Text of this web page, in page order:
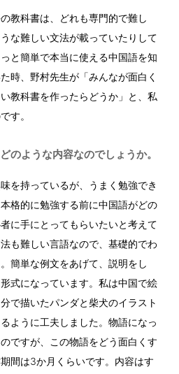
教科書は、どれも専門的で難し
な難しい文法が載っていたりして
と簡単で本当に使える中国語を知
時、野村先生が「みんなが面白く
教科書を作ったらどうか」と、私
す。
のような内容なのでしょうか。
を持っているが、うまく勉強でき
格的に勉強する前に中国語がどの
に手にとってもらいたいと考えて
も難しい言語なので、基礎的でわ
簡単な例文をあげて、説明をし
式になっています。私は中国で絵
で描いたパンダと柴犬のイラスト
ように工夫しました。物語になっ
ですが、この物語をどう面白くす
間は3か月くらいです。内容はす